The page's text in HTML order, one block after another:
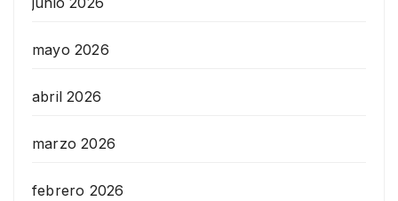
mayo 2026
abril 2026
marzo 2026
febrero 2026